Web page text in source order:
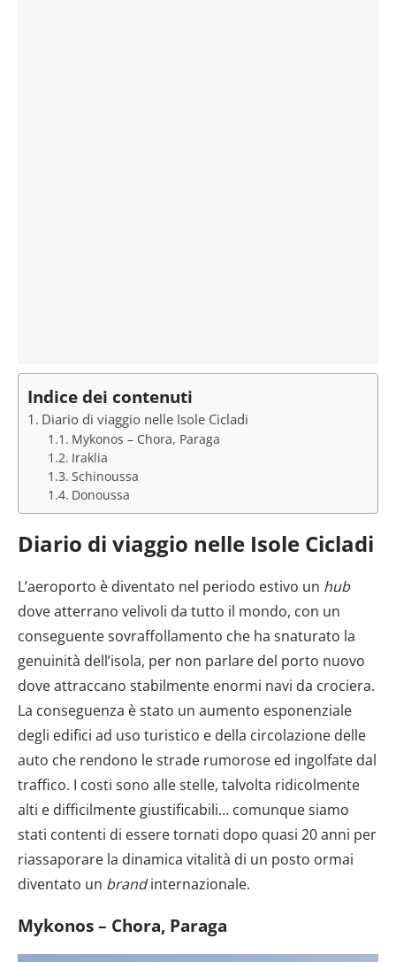
Indice dei contenuti
Diario di viaggio nelle Isole Cicladi
Mykonos – Chora, Paraga
Iraklia
Schinoussa
Donoussa
Diario di viaggio nelle Isole Cicladi
L’aeroporto è diventato nel periodo estivo un hub
dove atterrano velivoli da tutto il mondo, con un
conseguente sovraffollamento che ha snaturato la
genuinità dell’isola, per non parlare del porto nuovo
dove attraccano stabilmente enormi navi da crociera.
La conseguenza è stato un aumento esponenziale
degli edifici ad uso turistico e della circolazione delle
auto che rendono le strade rumorose ed ingolfate dal
traffico. I costi sono alle stelle, talvolta ridicolmente
alti e difficilmente giustificabili… comunque siamo
stati contenti di essere tornati dopo quasi 20 anni per
riassaporare la dinamica vitalità di un posto ormai
diventato un brandinternazionale.
Mykonos – Chora, Paraga